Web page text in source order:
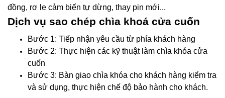
đồng, rơ le cảm biến tự dừng, thay pin mới...
Dịch vụ sao chép chìa khoá cửa cuốn
Bước 1: Tiếp nhận yêu cầu từ phía khách hàng
Bước 2: Thực hiện các kỹ thuật làm chìa khóa cửa
cuốn
Bước 3: Bàn giao chìa khóa cho khách hàng kiểm tra
và sử dụng, thực hiện chế độ bảo hành cho khách.